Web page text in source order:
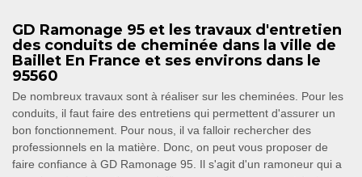
GD Ramonage 95 et les travaux d'entretien
des conduits de cheminée dans la ville de
Baillet En France et ses environs dans le
95560
De nombreux travaux sont à réaliser sur les cheminées. Pour les
conduits, il faut faire des entretiens qui permettent d'assurer un
bon fonctionnement. Pour nous, il va falloir rechercher des
professionnels en la matière. Donc, on peut vous proposer de
faire confiance à GD Ramonage 95. Il s'agit d'un ramoneur qui a